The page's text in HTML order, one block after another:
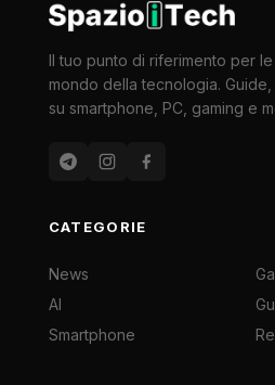
Il tuo punto di riferimento per
mondo della tecnologia.
su smartphone, PC, gaming e
CATEGORIE
News
AI
Smartphone